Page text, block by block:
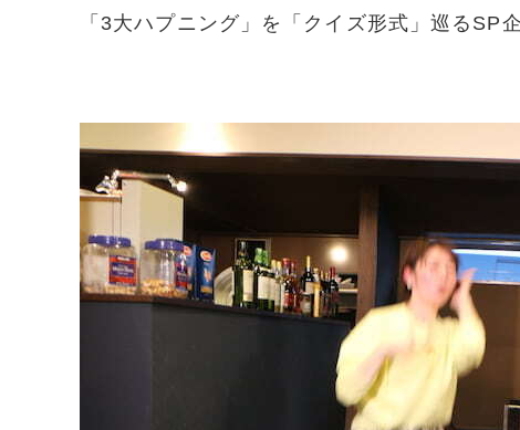
「3大ハプニング」を「クイズ形式」巡るSP